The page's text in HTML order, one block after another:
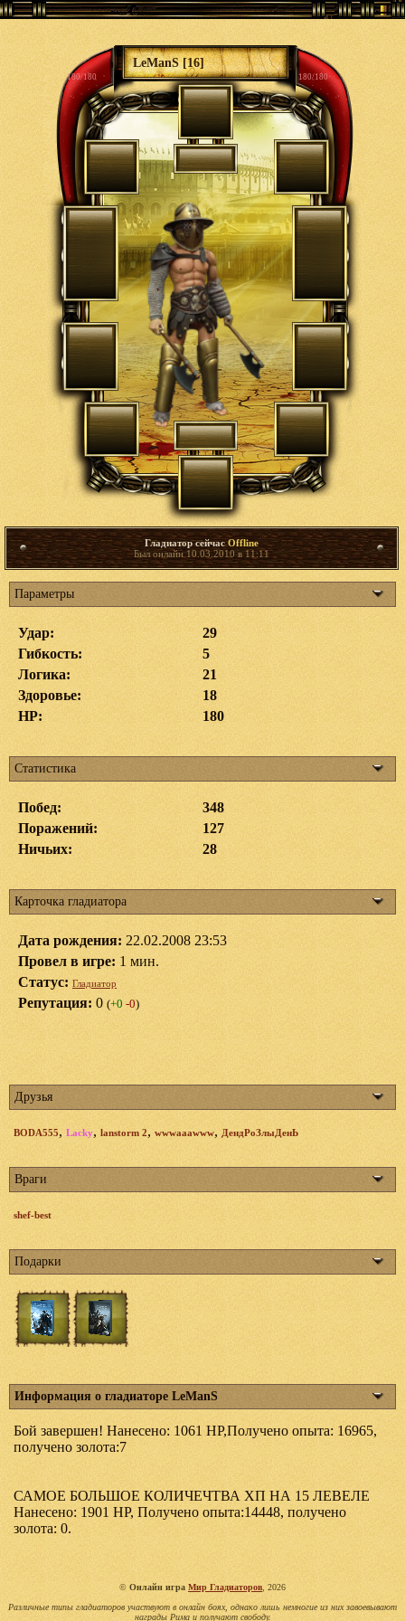
LeManS [16]
180/180 180/180
Гладиатор сейчасOffline
Был онлайн 10.03.2010 в 11:11
Параметры
Удар:
29
Гибкость:
5
Логика:
21
Здоровье:
18
HP:
180
Статистика
Побед:
348
Поражений:
127
Ничьих:
28
Карточка гладиатора
Дата рождения: 22.02.2008 23:53
Провел в игре: 1 мин.
Статус: Гладиатор
Репутация: 0 (+0 -0)
Друзья
BODA555, Lacky, lanstorm 2, wwwaaawww, ДендРоЗлыДенЬ
Враги
shef-best
Подарки
Информация о гладиаторе LeManS
Бой завершен! Нанесено: 1061 HP,Получено опыта: 16965,
получено золота:7
САМОЕ БОЛЬШОЕ КОЛИЧЕЧТВА ХП НА 15 ЛЕВЕЛЕ
Нанесено: 1901 HP, Получено опыта:14448, получено
золота: 0.
© Онлайн игра Мир Гладиаторов , 2026
Различные типы гладиаторов участвуют в онлайн боях, однако лишь немногие из них завоевывают
награды Рима и получают свободу.